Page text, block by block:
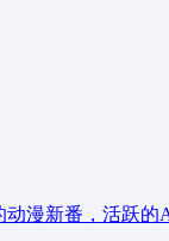
漫新番，活跃的